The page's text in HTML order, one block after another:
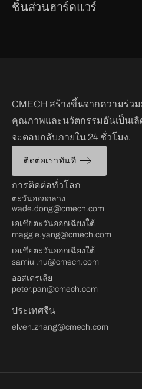
ชิ้นส่วนฮาร์ดแวร์
CMECH สร้างขึ้นจากความร่ว
คุณภาพและนวัตกรรมอันเป็นเลิ
จะตอบกลับภายใน 24 ชั่วโมง.
ติดต่อเราทันที
การติดต่อทั่วโลก
ตะวันออกกลาง
wade.dong@cmech.com
เอเชียตะวันออกเฉียงใต้
maggie.yang@cmech.com
เอเชียตะวันออกเฉียงใต้
samiul.hu@cmech.com
ออสเตรเลีย
peter.pan@cmech.com
ประเทศจีน
elven.zhang@cmech.com